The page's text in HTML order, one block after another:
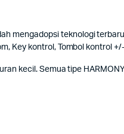
mengadopsi teknologi
Key kontrol, Tombol kontrol
kecil. Semua tipe